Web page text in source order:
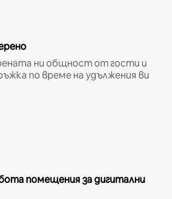
ни общност от гости и
по време на удължения ви
помещения за дигитални